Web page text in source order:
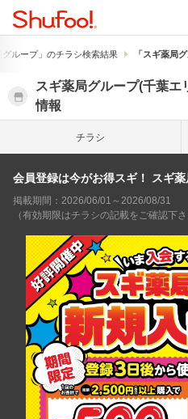
グループ」のチラシ検索結果 「スギ薬局
スギ薬局グループ(千葉エ
情報
チラシ
会員登録は今がお得スギ！ スギ薬
掲載期間：2026/06/01～2026/08/31
（有効期限はチラシの記載をご確認下さ